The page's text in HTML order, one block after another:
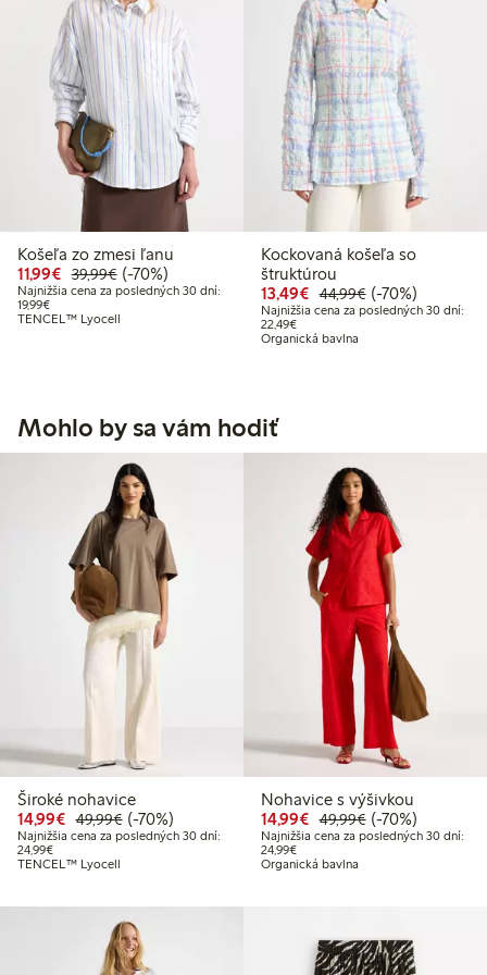
Košeľa zo zmesi ľanu
11,99€ Zvýhodnená cena: 11,99 €
39,99€Bežná cena: 39,99 €
70% zľava
(-70%)
Najnižšia cena za posledných 30 dní:
19,99€Najnižšia cena za posledných 30 dní: 19,99 €
TENCEL™ Lyocell
Kockovaná košeľa so
štruktúrou
13,49€ Zvýhodnená cena:
44,99€Bežná cena:
70% zľava
(-70%)
Najnižšia cena za posledných 30 dní:
22,49€Najnižšia cena za posledných 30
Organická bavlna
Mohlo by sa vám hodiť
Široké nohavice
14,99€ Zvýhodnená cena: 14,99 €
49,99€Bežná cena: 49,99 €
70% zľava
(-70%)
Najnižšia cena za posledných 30 dní:
24,99€Najnižšia cena za posledných 30 dní: 24,99 €
TENCEL™ Lyocell
Nohavice s výšivkou
14,99€ Zvýhodnená cena:
49,99€Bežná cena:
70% zľava
(-70%)
Najnižšia cena za posledných 30 dní:
24,99€Najnižšia cena za posledných 30
Organická bavlna